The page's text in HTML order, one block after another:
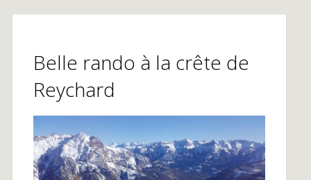
Belle rando à la crête de
Reychard